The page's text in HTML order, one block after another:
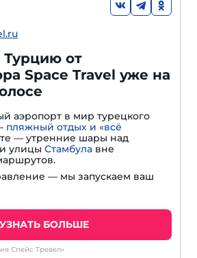
от
Space Travel уже на
аэропорт в мир турецкого
пляжный отдых и «всё
— утренние шары над
улицы Стамбула вне
— мы запускаем ваш
УЗНАТЬ БОЛЬШЕ
Спейс Тревел»